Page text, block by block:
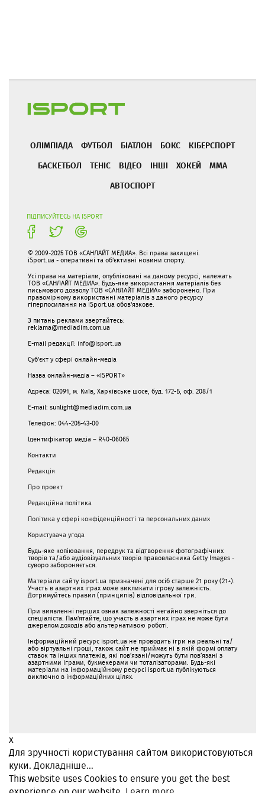
ОЛІМПІАДА ФУТБОЛ БІАТЛОН БОКС
КІБЕРСПОРТ
БАСКЕТБОЛ
ТЕНІС ВІДЕО ІНШІ ХОКЕЙ
ММА
АВТОСПОРТ
ПІДПИСУЙТЕСЬ НА ISPORT
© 2009-2025 ТОВ «САНЛАЙТ МЕДИА». Всі права захищені.
iSport.ua - оперативні та об'єктивні новини спорту.
Усі права на матеріали, опубліковані на даному ресурсі, належать
ТОВ «САНЛАЙТ МЕДИА». Будь-яке використання матеріалів без
письмового дозволу ТОВ «САНЛАЙТ МЕДИА» заборонено. При
правомірному використанні матеріалів з даного ресурсу
гіперпосилання на iSport.ua обов'язкове.
З питань реклами звертайтесь:
reklama@mediadim.com.ua
E-mail редакції: info@isport.ua
Суб'єкт у сфері онлайн-медіа
Назва онлайн-медіа – «ISPORT»
Адреса: 02091, м. Київ, Харківське шосе, буд. 172-Б, оф. 208/1
E-mail: sunlight@mediadim.com.ua
Телефон: 044-205-43-00
Ідентифікатор медіа – R40-06065
Контакти
Редакція
Про проект
Редакційна політика
Політика у сфері конфіденційності та персональних даних
Користувача угода
Будь-яке копіювання, передрук та відтворення фотографічних
творів та/або аудіовізуальних творів правовласника Getty Images -
суворо забороняється.
Матеріали сайту isport.ua призначені для осіб старше 21 року (21+).
Участь в азартних іграх може викликати ігрову залежність.
Дотримуйтесь правил (принципів) відповідальної гри.
При виявленні перших ознак залежності негайно зверніться до
спеціаліста. Пам'ятайте, що участь в азартних іграх не може бути
джерелом доходів або альтернативою роботі.
Інформаційний ресурс isport.ua не проводить ігри на реальні та/
або віртуальні гроші, також сайт не приймає ні в якій формі оплату
ставок та інших платежів, які пов’язані/можуть бути пов’язані з
азартними іграми, букмекерами чи тоталізаторами. Будь-які
матеріали на інформаційному ресурсі isport.ua публікуються
виключно в інформаційних цілях.
x
Для зручності користування сайтом використовуються
куки.Докладніше...
This website uses Cookies to ensure you get the best